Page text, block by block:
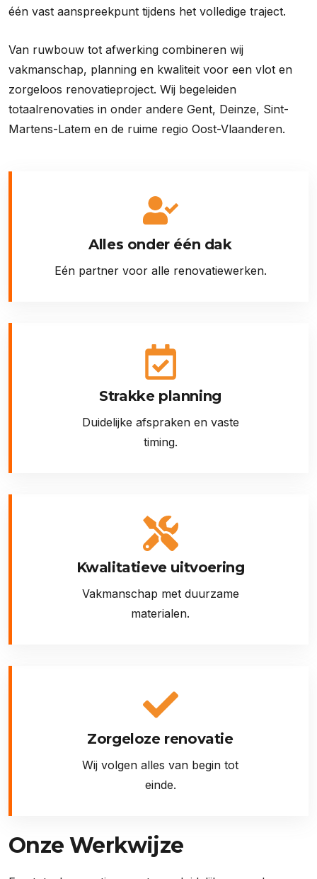
één vast aanspreekpunt tijdens het volledige traject.
Van ruwbouw tot afwerking combineren wij
vakmanschap, planning en kwaliteit voor een vlot en
zorgeloos renovatieproject. Wij begeleiden
totaalrenovaties in onder andere Gent, Deinze, Sint-
Martens-Latem en de ruime regio Oost-Vlaanderen.
Alles onder één dak
Eén partner voor alle renovatiewerken.
Strakke planning
Duidelijke afspraken en vaste
timing.
Kwalitatieve uitvoering
Vakmanschap met duurzame
materialen.
Zorgeloze renovatie
Wij volgen alles van begin tot
einde.
Onze Werkwijze